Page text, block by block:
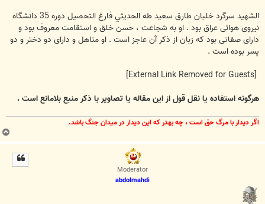
الشهيد سرگرد خلبان طارق سعيد طه الحديثي فارغ التحصیل دوره 35 دانشگاه
نیروی هوائی عراق بود . او به شجاعت ، حسن خلق و استقامت معروف بود و
دارای صفاتی بود که زبان از ذکر آن عاجز است . او متاهل و دارای دو دختر و دو
پسر بوده است .
هرگونه استفاده یا نقل قول از این مقاله یا تصاویر با ذکر منبع بلامانع است .
اگر ديدار با مرگ حق است ، چه بهتر كه اين ديدار در ميدان جنگ باشد.
ب
ا
Moderator
abdolmahdi